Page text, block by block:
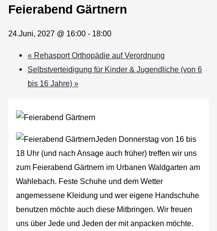
Feierabend Gärtnern
24.Juni, 2027 @ 16:00- 18:00
« Rehasport Orthopädie auf Verordnung
Selbstverteidigung für Kinder & Jugendliche (von 6
bis 16 Jahre) »
Jeden Donnerstag von 16 bis
18 Uhr (und nach Ansage auch früher) treffen wir uns
zum Feierabend Gärtnern im Urbanen Waldgarten am
Wahlebach. Feste Schuhe und dem Wetter
angemessene Kleidung und wer eigene Handschuhe
benutzen möchte auch diese Mitbringen. Wir freuen
uns über Jede und Jeden der mit anpacken möchte.